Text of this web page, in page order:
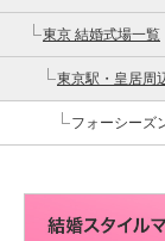
東京 結婚式場一覧
東京駅・皇居周
フォーシーズ